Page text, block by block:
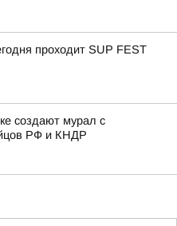
проходит SUP FEST
создают мурал с
РФ и КНДР